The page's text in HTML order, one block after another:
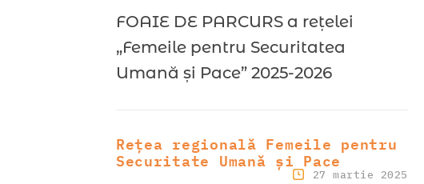
FOAIE DE PARCURS a rețelei
„Femeile pentru Securitatea
Umană și Pace” 2025-2026
Rețea regională Femeile pentru
Securitate Umană și Pace
27 martie 2025